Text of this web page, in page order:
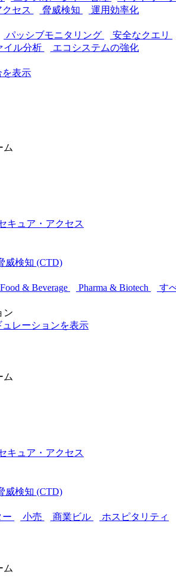
セス
脅威検知
運用効率化
パッシブモニタリング
安全なクエリ
イル分析
エコシステムの強化
を表示
ム
キュア・アクセス
威検知 (CTD)
Food & Beverage Pharma & Biotech
す
ン
レーションを表示
ム
キュア・アクセス
威検知 (CTD)
ー
小売 商業ビル ホスピタリティ
ム